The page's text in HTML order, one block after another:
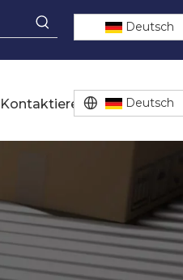
Deutsch
Kontaktiere uns Deutsch